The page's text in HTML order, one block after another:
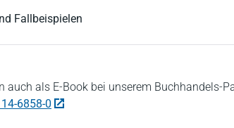
Fallbeispielen
auch als E-Book bei unserem Buchhandels-
6858-0